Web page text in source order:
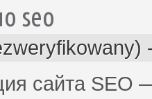
seo
сайта SEO